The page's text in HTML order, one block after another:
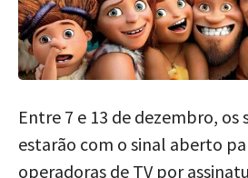
Entre 7 e 13 de dezembro, os
estarão com o sinal aberto
operadoras de TV por